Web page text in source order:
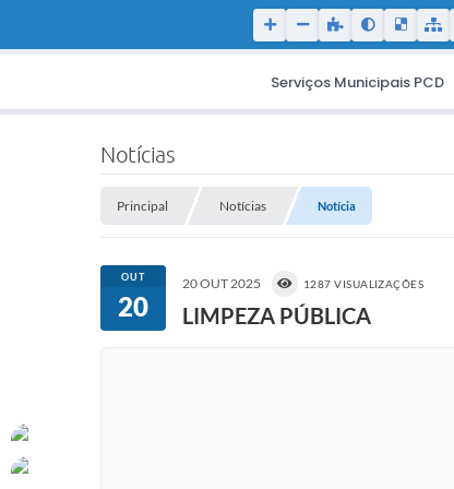
Serviços Municipais PCD
Notícias
Principal Notícias Notícia
OUT
20
20 OUT 2025 1287 VISUALIZAÇÕES
LIMPEZA PÚBLICA